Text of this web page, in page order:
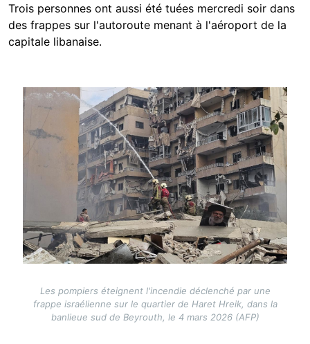
Trois personnes ont aussi été tuées mercredi soir dans
des frappes sur l'autoroute menant à l'aéroport de la
capitale libanaise.
Image
Les pompiers éteignent l'incendie déclenché par une
frappe israélienne sur le quartier de Haret Hreik, dans la
banlieue sud de Beyrouth, le 4 mars 2026 (AFP)